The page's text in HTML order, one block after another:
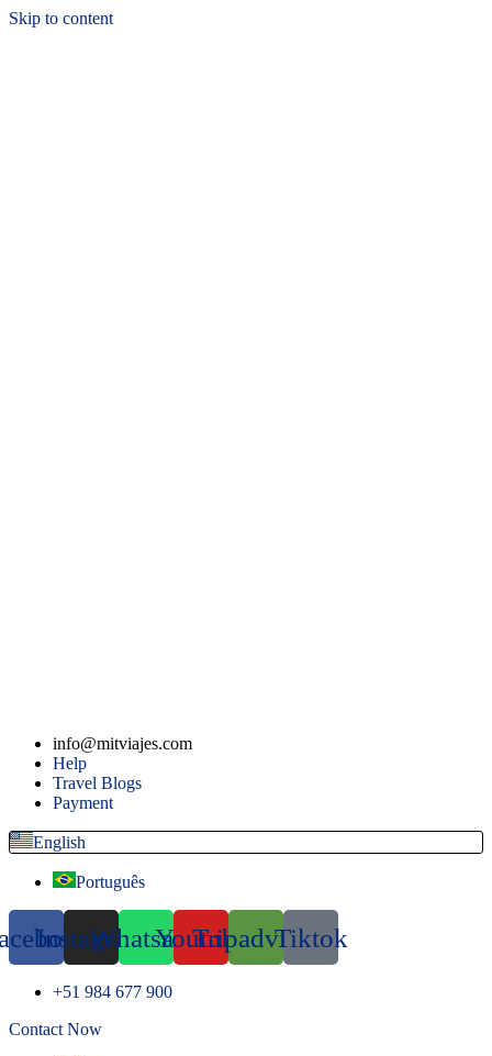
Skip to content
info@mitviajes.com
Help
Travel Blogs
Payment
English
Português
InstagramWhatsappYoutube
Tripadvisor
Tiktok
+51 984 677 900
Contact Now